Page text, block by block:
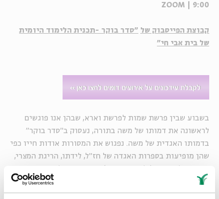
9:00 | ZOOM
קבוצת הפייסבוק של "סדר בוקר -תכנית הלימוד היומית
של בית אבי חי"
בשבוע שבין פרשת שמות לפרשת וארא, שבהן אנו פוגשים
לראשונה את דמותו של משה בתורה, נעסוק ב"סדר בוקר"
בדמותו האגדית של משה. נפגוש את המסורות אודות חייו כפי
שהן מופיעות בספרות האגדה של חז"ל, לידתו, הריגת המצרי,